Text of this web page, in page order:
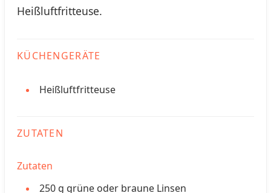
Heißluftfritteuse.
KÜCHENGERÄTE
Heißluftfritteuse
ZUTATEN
Zutaten
250 g grüne oder braune Linsen